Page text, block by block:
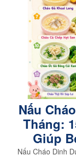
Nấu
Tháng:
Giúp
Nấu Cháo Dinh